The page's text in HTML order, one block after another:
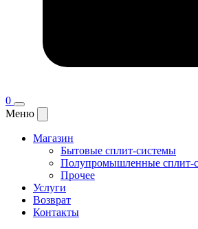
0
Меню
Магазин
Бытовые сплит-системы
Полупромышленные сплит-
Прочее
Услуги
Возврат
Контакты